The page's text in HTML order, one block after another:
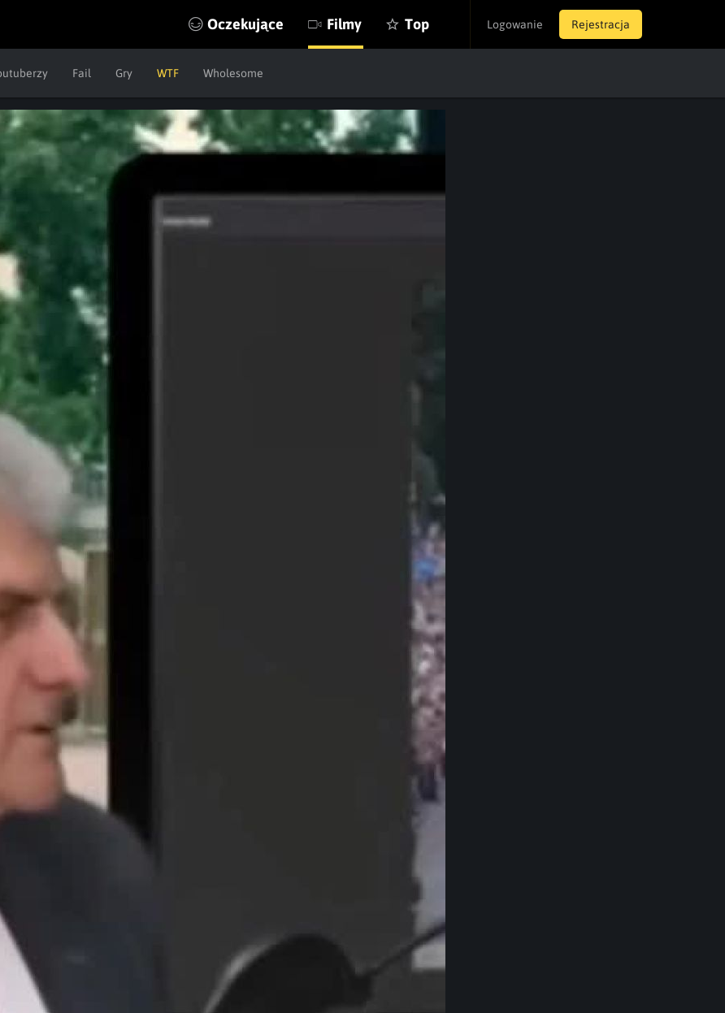
Logowanie Rejestracja
Oczekujące Filmy Top
Fail Gry WTF Wholesome